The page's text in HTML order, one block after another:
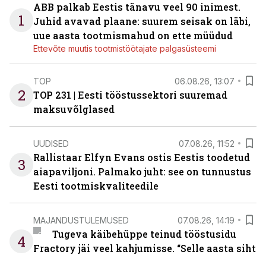
1
ABB palkab Eestis tänavu veel 90 inimest.
Juhid avavad plaane: suurem seisak on läbi,
uue aasta tootmismahud on ette müüdud
Ettevõte muutis tootmistöötajate palgasüsteemi
2
TOP 06.08.26, 13:07
TOP 231 | Eesti tööstussektori suuremad
maksuvõlglased
3
UUDISED 07.08.26, 11:52
Rallistaar Elfyn Evans ostis Eestis toodetud
aiapaviljoni. Palmako juht: see on tunnustus
Eesti tootmiskvaliteedile
4
MAJANDUSTULEMUSED 07.08.26, 14:19
Tugeva käibehüppe teinud tööstusidu
Fractory jäi veel kahjumisse. “Selle aasta siht